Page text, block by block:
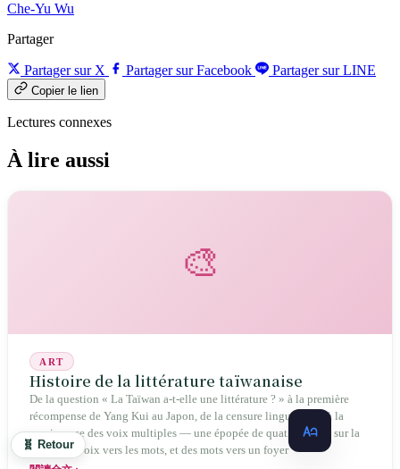
Che-Yu Wu
Partager
Partager sur X Partager sur Facebook Partager sur LINE
Copier le lien
Lectures connexes
À lire aussi
🎨
ART
Histoire de la littérature taïwanaise
De la question « La Taïwan a-t-elle une littérature ? » à la première
récompense de Yang Kui au Japon, de la censure linguistique à la
renaissance des voix multiples — une épopée de quatre siècles sur la
quête des voix vers les mots, et des mots vers un foyer
🧬 Retour